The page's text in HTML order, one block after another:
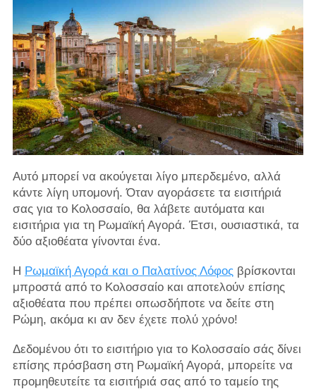
Αυτό μπορεί να ακούγεται λίγο μπερδεμένο, αλλά
κάντε λίγη υπομονή. Όταν αγοράσετε τα εισιτήριά
σας για το Κολοσσαίο, θα λάβετε αυτόματα και
εισιτήρια για τη Ρωμαϊκή Αγορά. Έτσι, ουσιαστικά, τα
δύο αξιοθέατα γίνονται ένα.
Η Ρωμαϊκή Αγορά και ο Παλατίνος Λόφος βρίσκονται
μπροστά από το Κολοσσαίο και αποτελούν επίσης
αξιοθέατα που πρέπει οπωσδήποτε να δείτε στη
Ρώμη, ακόμα κι αν δεν έχετε πολύ χρόνο!
Δεδομένου ότι το εισιτήριο για το Κολοσσαίο σάς δίνει
επίσης πρόσβαση στη Ρωμαϊκή Αγορά, μπορείτε να
προμηθευτείτε τα εισιτήριά σας από το ταμείο της